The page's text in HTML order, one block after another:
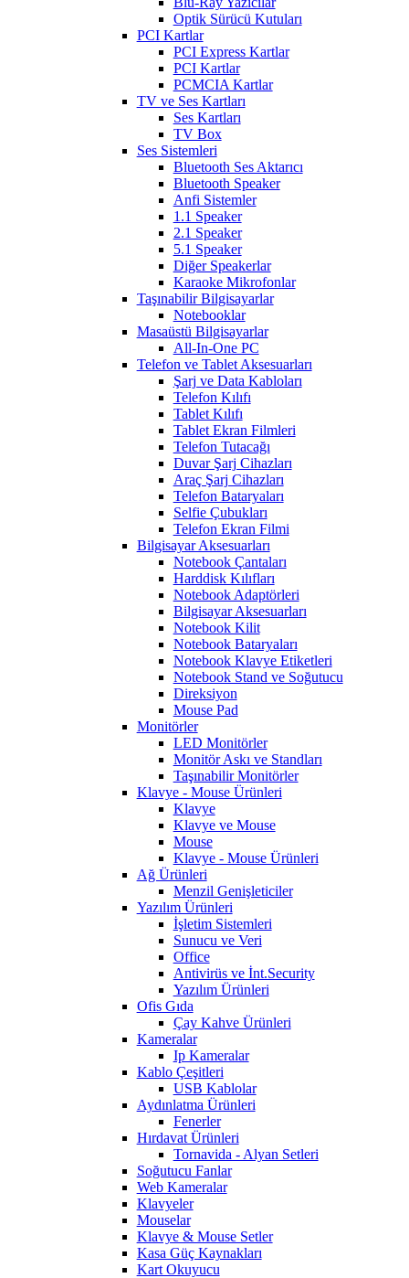
Optik Sürücü Kutuları
PCI Kartlar
PCI Express Kartlar
PCI Kartlar
PCMCIA Kartlar
TV ve Ses Kartları
Ses Kartları
TV Box
Ses Sistemleri
Bluetooth Ses Aktarıcı
Bluetooth Speaker
Anfi Sistemler
1.1 Speaker
2.1 Speaker
5.1 Speaker
Diğer Speakerlar
Karaoke Mikrofonlar
Taşınabilir Bilgisayarlar
Notebooklar
Masaüstü Bilgisayarlar
All-In-One PC
Telefon ve Tablet Aksesuarları
Şarj ve Data Kabloları
Telefon Kılıfı
Tablet Kılıfı
Tablet Ekran Filmleri
Telefon Tutacağı
Duvar Şarj Cihazları
Araç Şarj Cihazları
Telefon Bataryaları
Selfie Çubukları
Telefon Ekran Filmi
Bilgisayar Aksesuarları
Notebook Çantaları
Harddisk Kılıfları
Notebook Adaptörleri
Bilgisayar Aksesuarları
Notebook Kilit
Notebook Bataryaları
Notebook Klavye Etiketleri
Notebook Stand ve Soğutucu
Direksiyon
Mouse Pad
Monitörler
LED Monitörler
Monitör Askı ve Standları
Taşınabilir Monitörler
Klavye - Mouse Ürünleri
Klavye
Klavye ve Mouse
Mouse
Klavye - Mouse Ürünleri
Ağ Ürünleri
Menzil Genişleticiler
Yazılım Ürünleri
İşletim Sistemleri
Sunucu ve Veri
Office
Antivirüs ve İnt.Security
Yazılım Ürünleri
Ofis Gıda
Çay Kahve Ürünleri
Kameralar
Ip Kameralar
Kablo Çeşitleri
USB Kablolar
Aydınlatma Ürünleri
Fenerler
Hırdavat Ürünleri
Tornavida - Alyan Setleri
Soğutucu Fanlar
Web Kameralar
Klavyeler
Mouselar
Klavye & Mouse Setler
Kasa Güç Kaynakları
Kart Okuyucu